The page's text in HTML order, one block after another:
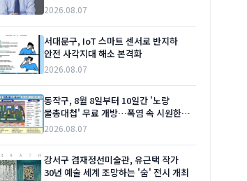
2026.08.07
서대문구, IoT 스마트 센서로 반지하
안전 사각지대 해소 본격화
2026.08.07
동작구, 8월 8일부터 10일간 '노량
물총대첩' 무료 개방…폭염 속 시원한
여름 선물
2026.08.07
강서구 겸재정선미술관, 유근택 작가
30년 예술 세계 조망하는 '숨' 전시 개최